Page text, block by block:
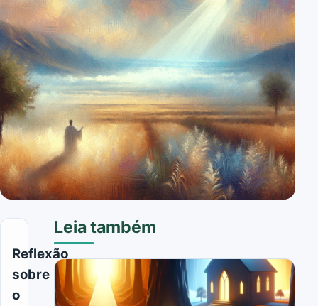
Reflexão
sobre
o
Leia também